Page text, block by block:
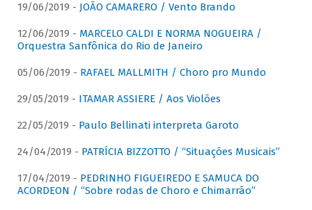
19/06/2019 - JOÃO CAMARERO / Vento Brando
12/06/2019 - MARCELO CALDI E NORMA NOGUEIRA /
Orquestra Sanfônica do Rio de Janeiro
05/06/2019 - RAFAEL MALLMITH / Choro pro Mundo
29/05/2019 - ITAMAR ASSIERE / Aos Violões
22/05/2019 - Paulo Bellinati interpreta Garoto
24/04/2019 - PATRÍCIA BIZZOTTO / “Situações Musicais”
17/04/2019 - PEDRINHO FIGUEIREDO E SAMUCA DO
ACORDEON / “Sobre rodas de Choro e Chimarrão”